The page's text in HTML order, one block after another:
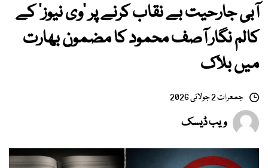
آبی جارحیت بے نقاب کرنے پر ’وی نیوز‘ کے
کالم نگار آصف محمود کا مضمون بھارت
میں بلاک
جمعرات 2 جولائی 2026
ویب ڈیسک